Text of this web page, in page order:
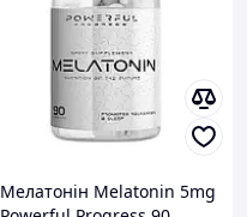
Мелатонін Melatonin 5mg